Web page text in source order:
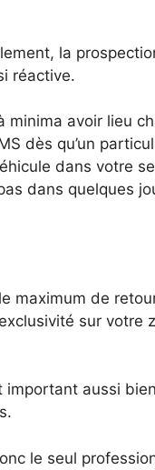
la
réactive.
minima avoir lieu
dès qu’un
dans votre
dans quelques
maximum de
sur votre
important aussi
le seul